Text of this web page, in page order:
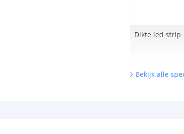
Dikte led strip
Garantie
Bekijk alle